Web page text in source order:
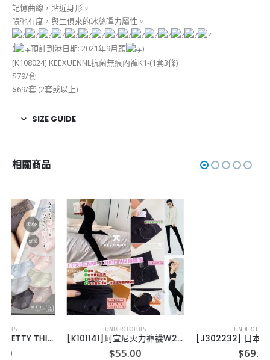
記憶曲線，貼近身形。
張弛有度，與生俱來的冰絲彈力屬性。
( 預計到港日期: 2021年9月頭
)
[K108024] KEEXUENNL抗菌無痕內褲K1-(1套3條)
$79/套
$69/套 (2套或以上)
SIZE GUIDE
相關商品
[K101141]珂宣尼火力褲襪W2-1200針 [J302232] 日本pretty thing 糖果色棉質無痕內褲-6條組